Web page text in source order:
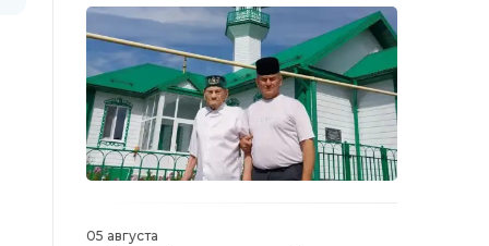
Барлык яңалыклар
05 августа